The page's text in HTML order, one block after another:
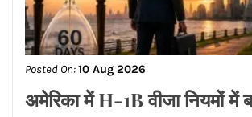
Posted On:10 Aug 2026
संसद में आज फिर हंगामे के
नाम बदलने समेत कई अहम बिल